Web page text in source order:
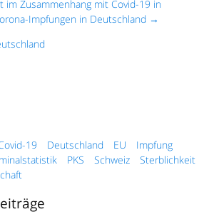
Zusammenhang mit Covid-19 in
Impfungen in Deutschland →
19 Deutschland EU
Impfung
PKS Schweiz
Sterblichkeit